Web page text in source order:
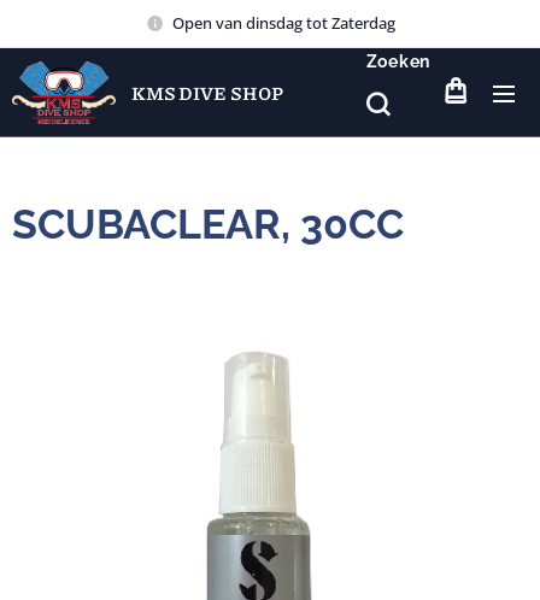
Open van dinsdag tot Zaterdag
KMS DIVE SHOP
Zoeken
SCUBACLEAR, 30CC